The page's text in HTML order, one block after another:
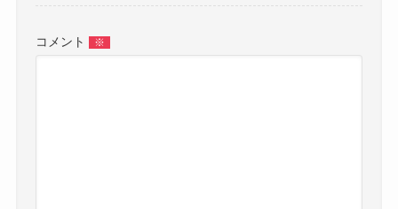
コメント ※